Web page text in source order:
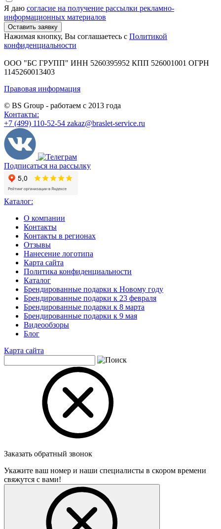
Я даю согласие на получение рассылки рекламно-
информационных материалов
Нажимая кнопку, Вы соглашаетесь с Политикой
конфиденциальности
ООО "БС ГРУПП" ИНН 5260395952 КПП 526001001 ОГРН
1145260013403
Правовая информация
© BS Group - работаем с 2013 года
Контакты:
+7 (499) 110-52-54 zakaz@braslet-service.ru
Подписаться на рассылку
Каталог:
О компании
Контакты
Контакты в регионах
Отзывы
Нанесение логотипа
Карта сайта
Политика конфиденциальности
Каталог
Брендированные подарки к Новому году
Брендированные подарки к 23 февраля
Брендированные подарки к 8 марта
Брендированные подарки к 9 мая
Видеообзоры
Блог
Карта сайта
Заказать обратный звонок
Укажите ваш номер и наши специалисты в скором времени
свяжутся с вами!